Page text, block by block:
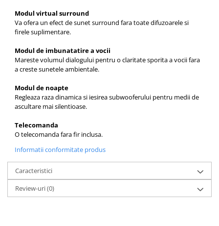
Modul virtual surround
Va ofera un efect de sunet surround fara toate difuzoarele si
firele suplimentare.
Modul de imbunatatire a vocii
Mareste volumul dialogului pentru o claritate sporita a vocii fara
a creste sunetele ambientale.
Modul de noapte
Regleaza raza dinamica si iesirea subwooferului pentru medii de
ascultare mai silentioase.
Telecomanda
O telecomanda fara fir inclusa.
Informatii conformitate produs
Caracteristici
Review-uri(0)